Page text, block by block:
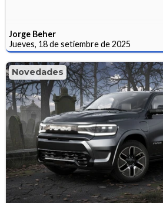
Jorge Beher
Jueves, 18 de setiembre de 2025
Novedades